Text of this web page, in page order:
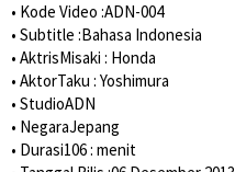
• Kode Video :ADN-004
• Subtitle :Bahasa Indonesia
• AktrisMisaki : Honda
• AktorTaku : Yoshimura
• StudioADN
• NegaraJepang
• Durasi106 : menit